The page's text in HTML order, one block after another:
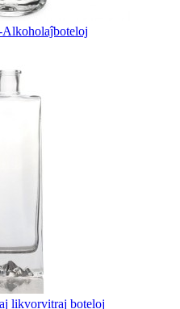
likvorvitraj boteloj